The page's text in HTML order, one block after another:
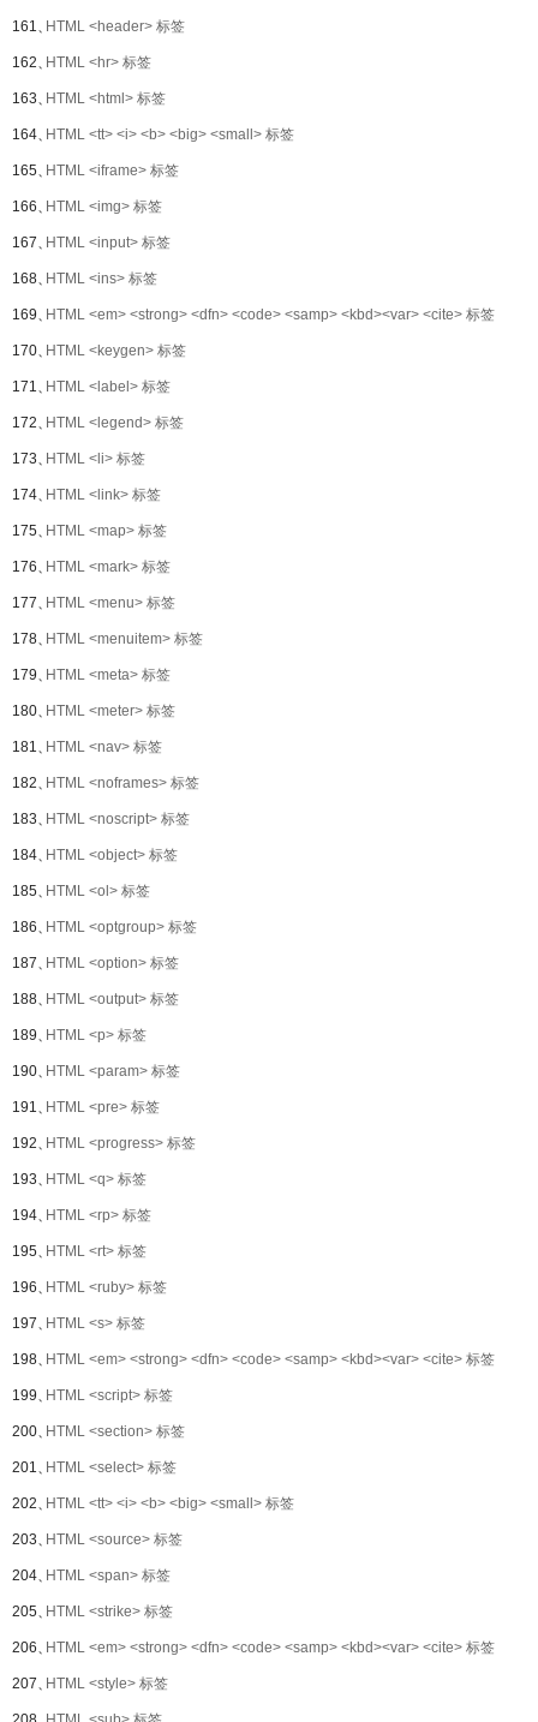
161、HTML <header> 标签
162、HTML <hr> 标签
163、HTML <html> 标签
164、HTML <tt> <i> <b> <big> <small> 标签
165、HTML <iframe> 标签
166、HTML <img> 标签
167、HTML <input> 标签
168、HTML <ins> 标签
169、HTML <em> <strong> <dfn> <code> <samp> <kbd><var> <cite> 标签
170、HTML <keygen> 标签
171、HTML <label> 标签
172、HTML <legend> 标签
173、HTML <li> 标签
174、HTML <link> 标签
175、HTML <map> 标签
176、HTML <mark> 标签
177、HTML <menu> 标签
178、HTML <menuitem> 标签
179、HTML <meta> 标签
180、HTML <meter> 标签
181、HTML <nav> 标签
182、HTML <noframes> 标签
183、HTML <noscript> 标签
184、HTML <object> 标签
185、HTML <ol> 标签
186、HTML <optgroup> 标签
187、HTML <option> 标签
188、HTML <output> 标签
189、HTML <p> 标签
190、HTML <param> 标签
191、HTML <pre> 标签
192、HTML <progress> 标签
193、HTML <q> 标签
194、HTML <rp> 标签
195、HTML <rt> 标签
196、HTML <ruby> 标签
197、HTML <s> 标签
198、HTML <em> <strong> <dfn> <code> <samp> <kbd><var> <cite> 标签
199、HTML <script> 标签
200、HTML <section> 标签
201、HTML <select> 标签
202、HTML <tt> <i> <b> <big> <small> 标签
203、HTML <source> 标签
204、HTML <span> 标签
205、HTML <strike> 标签
206、HTML <em> <strong> <dfn> <code> <samp> <kbd><var> <cite> 标签
207、HTML <style> 标签